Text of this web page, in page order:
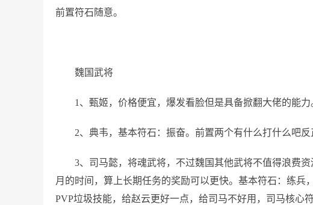
前置符石随意。
魏国武将
1、甄姬，价格便宜，爆发看脸但是具备掀翻大佬的能力
2、典韦，基本符石：振奋。前置两个有什么打什么吧反
3、司马懿，将魂武将，不过魏国其他武将不值得浪费
月的时间，算上长期任务的奖励可以更快。基本符石：练兵
PVP垃圾技能，给赵云更好一点，给司马不好用，司马核心